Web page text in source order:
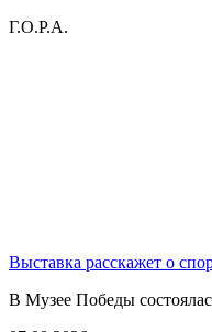
Г.О.Р.А.
Выставка расскажет о
В Музее Победы